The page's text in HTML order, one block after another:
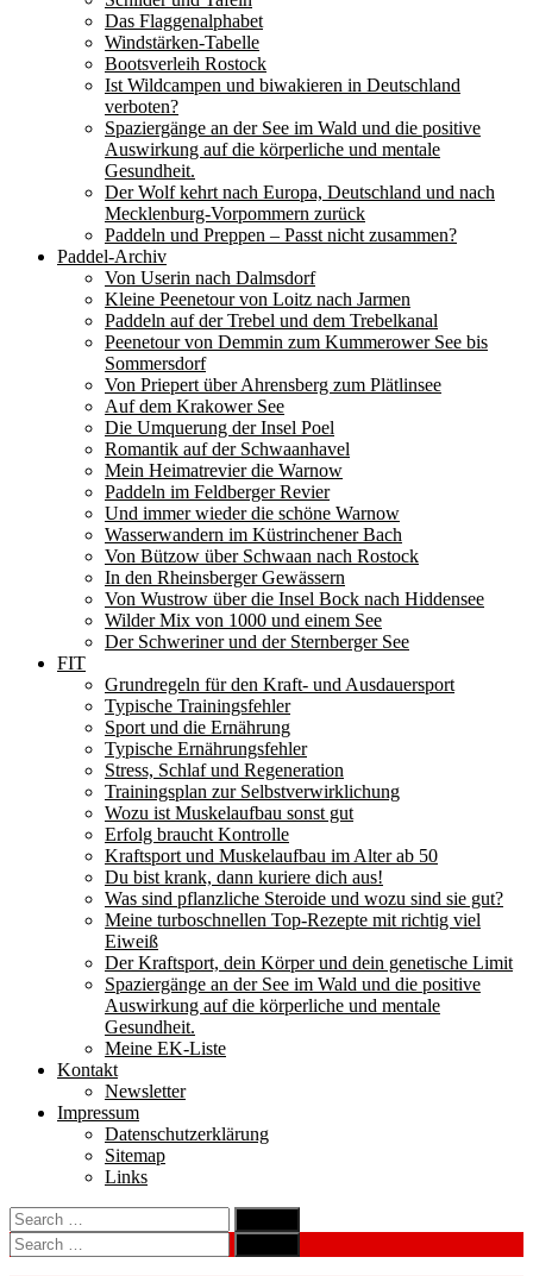
Das Flaggenalphabet
Windstärken-Tabelle
Bootsverleih Rostock
Ist Wildcampen und biwakieren in Deutschland
verboten?
Spaziergänge an der See im Wald und die positive
Auswirkung auf die körperliche und mentale
Gesundheit.
Der Wolf kehrt nach Europa, Deutschland und nach
Mecklenburg-Vorpommern zurück
Paddeln und Preppen – Passt nicht zusammen?
Paddel-Archiv
Von Userin nach Dalmsdorf
Kleine Peenetour von Loitz nach Jarmen
Paddeln auf der Trebel und dem Trebelkanal
Peenetour von Demmin zum Kummerower See bis
Sommersdorf
Von Priepert über Ahrensberg zum Plätlinsee
Auf dem Krakower See
Die Umquerung der Insel Poel
Romantik auf der Schwaanhavel
Mein Heimatrevier die Warnow
Paddeln im Feldberger Revier
Und immer wieder die schöne Warnow
Wasserwandern im Küstrinchener Bach
Von Bützow über Schwaan nach Rostock
In den Rheinsberger Gewässern
Von Wustrow über die Insel Bock nach Hiddensee
Wilder Mix von 1000 und einem See
Der Schweriner und der Sternberger See
FIT
Grundregeln für den Kraft- und Ausdauersport
Typische Trainingsfehler
Sport und die Ernährung
Typische Ernährungsfehler
Stress, Schlaf und Regeneration
Trainingsplan zur Selbstverwirklichung
Wozu ist Muskelaufbau sonst gut
Erfolg braucht Kontrolle
Kraftsport und Muskelaufbau im Alter ab 50
Du bist krank, dann kuriere dich aus!
Was sind pflanzliche Steroide und wozu sind sie gut?
Meine turboschnellen Top-Rezepte mit richtig viel
Eiweiß
Der Kraftsport, dein Körper und dein genetische Limit
Spaziergänge an der See im Wald und die positive
Auswirkung auf die körperliche und mentale
Gesundheit.
Meine EK-Liste
Kontakt
Newsletter
Impressum
Datenschutzerklärung
Sitemap
Links
Search
for:
Search
Search
for:
Search